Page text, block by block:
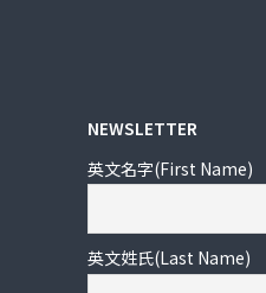
NEWSLETTER
英文名字(First Name)
英文姓氏(Last Name)